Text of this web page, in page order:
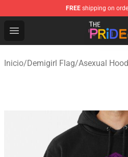
FREE shipping on
Open menu
The Pride Shop - Official
Inicio/Demigirl Flag/Asexual